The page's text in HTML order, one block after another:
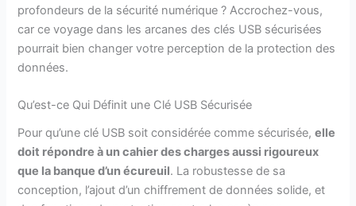
profondeurs de la sécurité numérique ? Accrochez-vous,
car ce voyage dans les arcanes des clés USB sécurisées
pourrait bien changer votre perception de la protection des
données.
Qu’est-ce Qui Définit une Clé USB Sécurisée
Pour qu’une clé USB soit considérée comme sécurisée,elle
doit répondre à un cahier des charges aussi rigoureux
que la banque d’un écureuil. La robustesse de sa
conception, l’ajout d’un chiffrement de données solide, et